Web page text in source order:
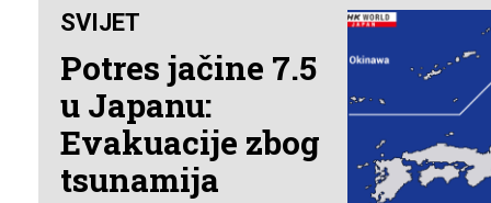
SVIJET
Potres jačine 7.5
u Japanu:
Evakuacije zbog
tsunamija